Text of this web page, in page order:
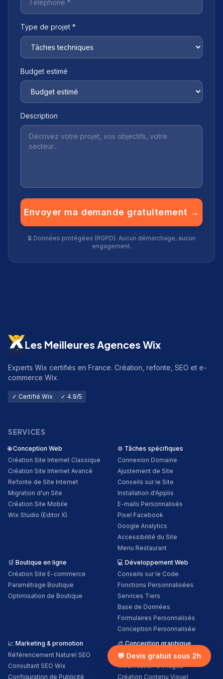
Type de projet *
Budget estimé
Description
Envoyer ma demande gratuitement →
🔒 Données protégées (RGPD). Aucun démarchage, aucun
engagement.
Les Meilleures Agences Wix
Experts Wix certifiés en France. Création, refonte, SEO et e-
commerce Wix.
✓ Certifié Wix ✓ 4.9/5
SERVICES
🌐 Conception Web
Création Site Internet Classique
Création Site Internet Avancé
Refonte de Site Internet
Migration d'un Site
Création Site Mobile
Wix Studio (Editor X)
⚙️ Tâches spécifiques
Connexion Domaine
Ajustement de Site
Conseils sur le Site
Installation d'Applis
E-mails Personnalisés
Pixel Facebook
Google Analytics
Accessibilité du Site
Menu Restaurant
🛒 Boutique en ligne
Création Site E-commerce
Paramétrage Boutique
Optimisation de Boutique
💻 Développement Web
Conseils sur le Code
Fonctions Personnalisées
Services Tiers
Base de Données
Formulaires Personnalisés
Conception Personnalisée
📈 Marketing & promotion
Référencement Naturel SEO
Consultant SEO Wix
Configuration de Publicité
🎨 Conception graphique
Logo Personnalisé
Modification d'Images
Création Contenu Visuel
💬 Devis gratuit sous 2h